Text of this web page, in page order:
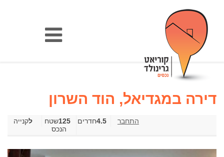
דירה במגדיאל, הוד השרון
קנייה 125שטח
הנכס
4.5חדרים